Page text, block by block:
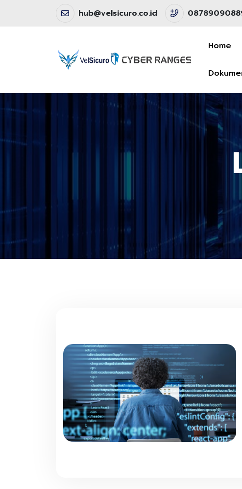
hub@velsicuro.co.id
Home